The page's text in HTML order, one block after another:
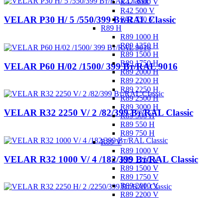
R42 500 V
R42 750 V
R89 H
R89 1000 H
R89 1250 H
R89 1500 H
R89 1750 H
R89 2000 H
R89 2200 H
R89 2250 H
R89 2500 H
R89 3000 H
R89 500 H
R89 550 H
R89 750 H
R89 V
R89 1000 V
R89 1250 V
R89 1500 V
R89 1750 V
R89 2000 V
R89 2200 V
VELAR P30 H/ 5 /550/399 Вт/RAL Classic
VELAR P60 H/02 /1500/ 399 Bт/RAL 9016
VELAR R32 2250 V/ 2 /82/399 Вт/RAL Classic
VELAR R32 1000 V/ 4 /182/399 Вт/RAL Classic